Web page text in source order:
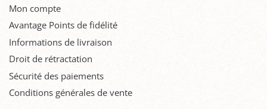
Mon compte
Avantage Points de fidélité
Informations de livraison
Droit de rétractation
Sécurité des paiements
Conditions générales de vente